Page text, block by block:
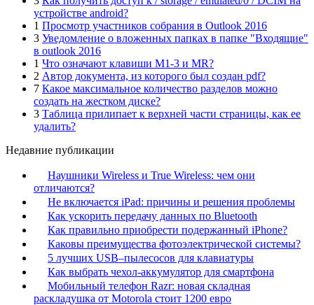
устройстве android?
1 Просмотр участников собрания в Outlook 2016
3 Уведомление о вложенных папках в папке "Входящие"
в outlook 2016
1 Что означают клавиши M1-3 и MR?
2 Автор документа, из которого был создан pdf?
7 Какое максимальное количество разделов можно
создать на жестком диске?
3 Таблица прилипает к верхней части страницы, как ее
удалить?
Недавние публикации
Наушники Wireless и True Wireless: чем они
отличаются?
Не включается iPad: причины и решения проблемы
Как ускорить передачу данных по Bluetooth
Как правильно приобрести подержанный iPhone?
Каковы преимущества фотоэлектрической системы?
5 лучших USB–пылесосов для клавиатуры
Как выбрать чехол-аккумулятор для смартфона
Мобильный телефон Razr: новая складная
раскладушка от Motorola стоит 1200 евро